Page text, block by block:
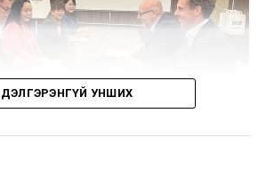
ДЭЛГЭРЭНГҮЙ УНШИХ